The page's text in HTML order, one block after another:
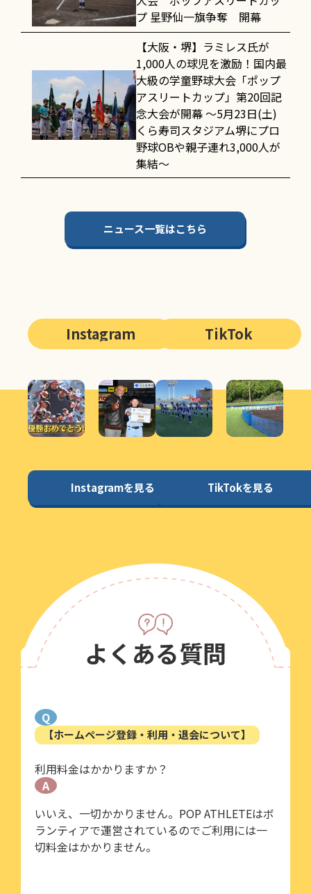
プ 星野仙一旗争奪 開幕
【大阪・堺】ラミレス氏が
1,000人の球児を激励！国内最
大級の学童野球大会「ポップ
アスリートカップ」第20回記
念大会が開幕 〜5月23日(土)
くら寿司スタジアム堺にプロ
野球OBや親子連れ3,000人が
集結〜
ニュース一覧はこちら
Instagram
Instagramを見る
TikTok
TikTokを見る
よくある質問
Q
【ホームページ登録・利用・退会について】
利用料金はかかりますか？
A
いいえ、一切かかりません。POP ATHLETEはボ
ランティアで運営されているのでご利用には一
切料金はかかりません。